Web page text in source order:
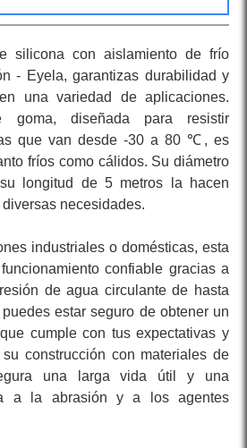
silicona con aislamiento de frío
- Eyela, garantizas durabilidad y
una variedad de aplicaciones.
goma, diseñada para resistir
que van desde -30 a 80 ℃, es
fríos como cálidos. Su diámetro
longitud de 5 metros la hacen
necesidades.
industriales o domésticas, esta
confiable gracias a
de agua circulante de hasta
estar seguro de obtener un
cumple con tus expectativas y
construcción con materiales de
una larga vida útil y una
a la abrasión y a los agentes